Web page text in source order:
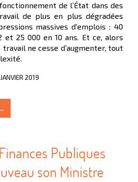
de l’État dans des
de plus en plus dégradées
massives d'emplois : 40
et 25 000 en 10 ans. Et ce, alors
travail ne cesse d’augmenter, tout
2019
Publiques
son Ministre